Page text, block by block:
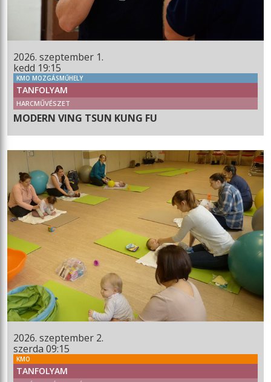
2026. szeptember 1.
kedd 19:15
KMO MOZGÁSMŰHELY
TANFOLYAM
HARCMŰVÉSZET
MODERN VING TSUN KUNG FU
2026. szeptember 2.
szerda 09:15
KMO
TANFOLYAM